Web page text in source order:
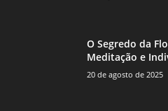
O Segredo da
Meditação e
20 de agosto de 2025